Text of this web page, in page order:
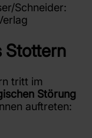
Schneider:
Stottern
tritt im
Störung
auftreten: